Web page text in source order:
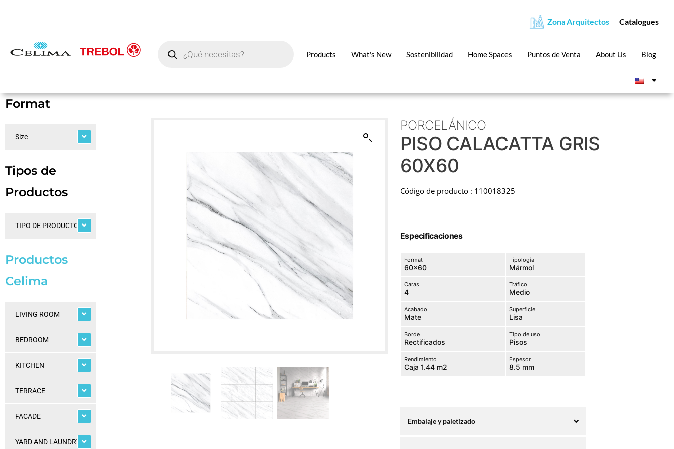
Zona Arquitectos Catalogues
Products What's New Sostenibilidad Home Spaces Puntos de Venta About Us Blog
Format
Size
Tipos de
Productos
TIPO DE PRODUCTOS
Productos
Celima
LIVING ROOM
BEDROOM
KITCHEN
TERRACE
FACADE
YARD AND LAUNDRY
PORCELÁNICO
PISO CALACATTA GRIS
60X60
Código de producto : 110018325
Especificaciones
Format
60×60
Tipología
Mármol
Caras
4
Tráfico
Medio
Acabado
Mate
Superficie
Lisa
Borde
Rectificados
Tipo de uso
Pisos
Rendimiento
Caja 1.44 m2
Espesor
8.5 mm
Embalaje y paletizado